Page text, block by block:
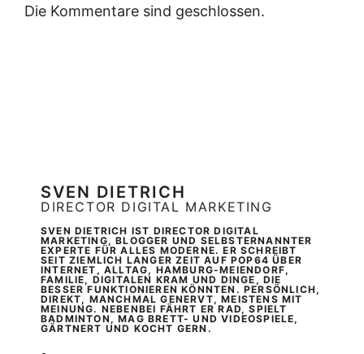
Die Kommentare sind geschlossen.
SVEN DIETRICH
DIRECTOR DIGITAL MARKETING
SVEN DIETRICH IST DIRECTOR DIGITAL
MARKETING, BLOGGER UND SELBSTERNANNTER
EXPERTE FÜR ALLES MODERNE. ER SCHREIBT
SEIT ZIEMLICH LANGER ZEIT AUF POP64 ÜBER
INTERNET, ALLTAG, HAMBURG-MEIENDORF,
FAMILIE, DIGITALEN KRAM UND DINGE, DIE
BESSER FUNKTIONIEREN KÖNNTEN. PERSÖNLICH,
DIREKT, MANCHMAL GENERVT, MEISTENS MIT
MEINUNG. NEBENBEI FÄHRT ER RAD, SPIELT
BADMINTON, MAG BRETT- UND VIDEOSPIELE,
GÄRTNERT UND KOCHT GERN.